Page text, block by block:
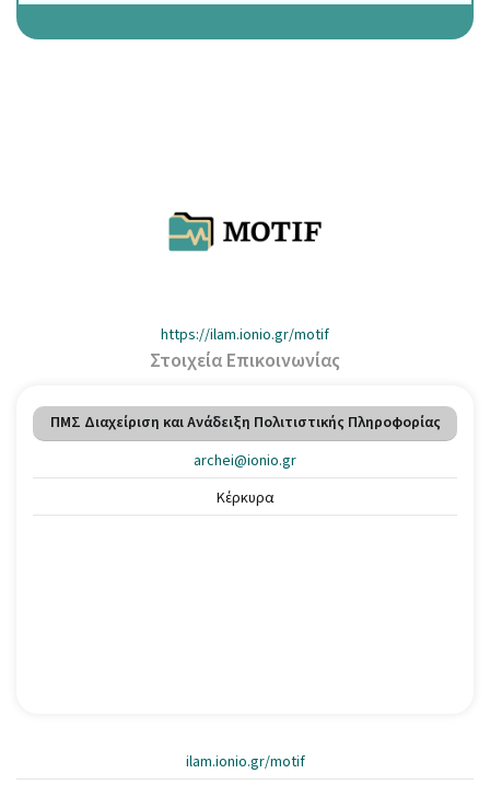
https://ilam.ionio.gr/motif
Στοιχεία Επικοινωνίας
ΠΜΣ Διαχείριση και Ανάδειξη Πολιτιστικής Πληροφορίας
archei@ionio.gr
Κέρκυρα
ilam.ionio.gr/motif